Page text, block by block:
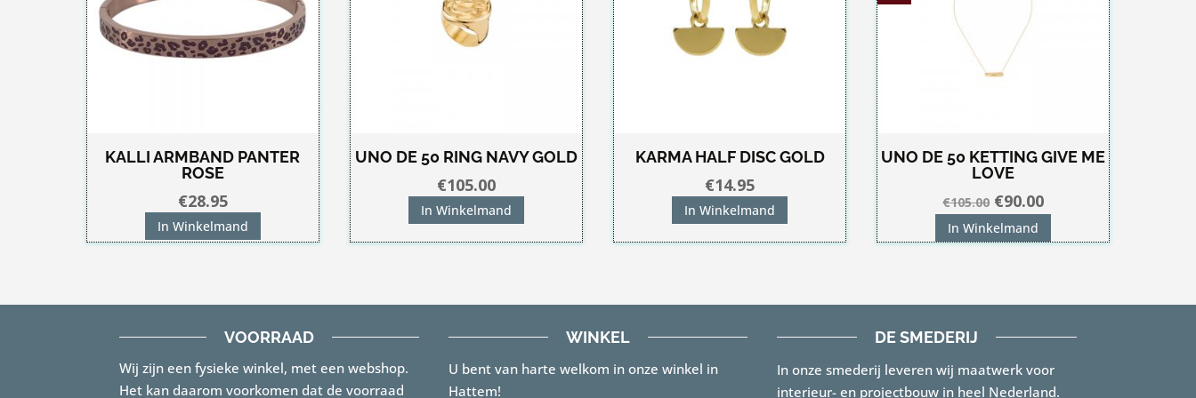
KALLI ARMBAND PANTER
ROSE
€28.95
In Winkelmand
UNO DE 50 RING NAVY GOLD
€105.00
In Winkelmand
KARMA HALF DISC GOLD
€14.95
In Winkelmand
UNO DE 50 KETTING GIVE ME
LOVE
€105.00 Oorspronkelijke
prijs
was:
€90.00Huidige
is:
In Winkelmand
VOORRAAD
Wij zijn een fysieke winkel, met een webshop.
Het kan daarom voorkomen dat de voorraad
WINKEL
U bent van harte welkom in onze winkel in
Hattem!
DE SMEDERIJ
In onze smederij leveren wij maatwerk voor
interieur- en projectbouw in heel Nederland.